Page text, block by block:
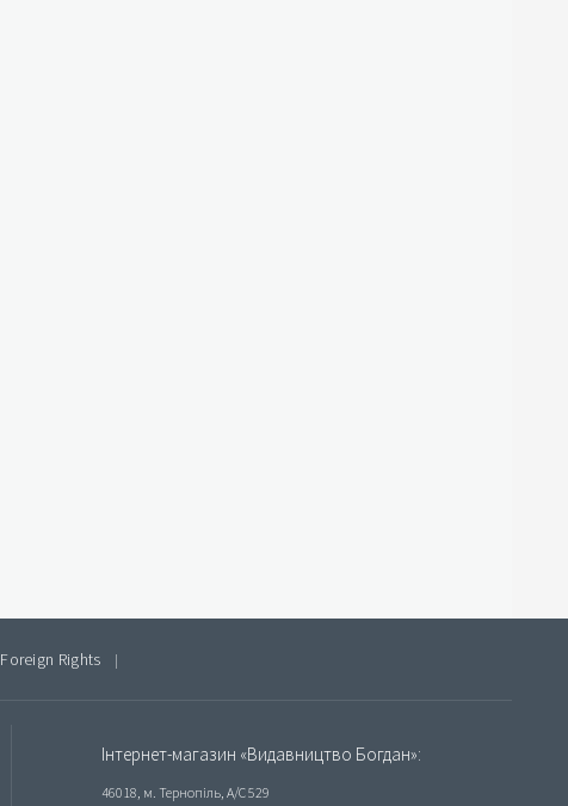
Foreign Rights |
Інтернет-магазин «Видавництво Богдан»:
46018, м. Тернопіль, А/С 529